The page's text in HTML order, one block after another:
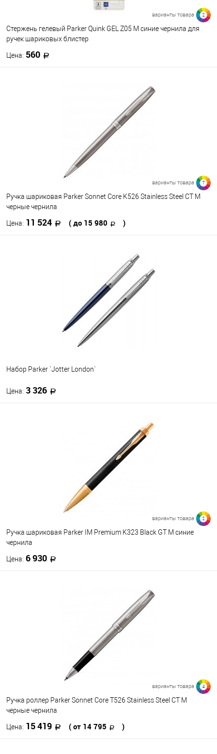
варианты товара 2
Стержень гелевый Parker Quink GEL Z05 M синие чернила для
ручек шариковых блистер
Цена: 560
В наличии
варианты товара 7
Ручка шариковая Parker Sonnet Core K526 Stainless Steel CT M
черные чернила
Цена: 11 524 ( до 15 980 )
В наличии
Набор Parker `Jotter London`
Цена: 3 326
В наличии
варианты товара 2
Ручка шариковая Parker IM Premium K323 Black GT M синие
чернила
Цена: 6 930
В наличии
варианты товара 4
Ручка роллер Parker Sonnet Core T526 Stainless Steel CT M
черные чернила
Цена: 15 419 ( от 14 795 )